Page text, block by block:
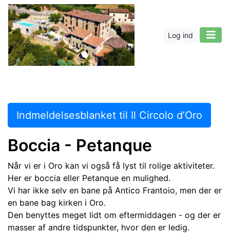
Log ind
Indmeldelsesblanket til Il Circolo d’Oro
Boccia - Petanque
Når vi er i Oro kan vi også få lyst til rolige aktiviteter.
Her er boccia eller Petanque en mulighed.
Vi har ikke selv en bane på Antico Frantoio, men der er
en bane bag kirken i Oro.
Den benyttes meget lidt om eftermiddagen - og der er
masser af andre tidspunkter, hvor den er ledig.